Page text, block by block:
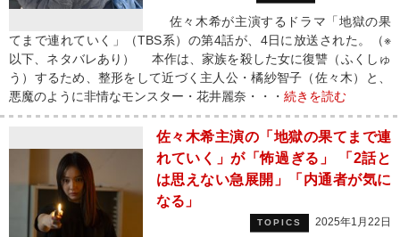
佐々木希が主演するドラマ「地獄の果
てまで連れていく」（TBS系）の第4話が、4日に放送された。（※
以下、ネタバレあり） 本作は、家族を殺した女に復讐（ふくしゅ
う）するため、整形をして近づく主人公・橘紗智子（佐々木）と、
悪魔のように非情なモンスター・花井麗奈・・・ 続きを読む
佐々木希主演の「地獄の果てまで連
れていく」が「怖過ぎる」 「2話と
は思えない急展開」「内通者が気に
なる」
TOPICS 2025年1月22日